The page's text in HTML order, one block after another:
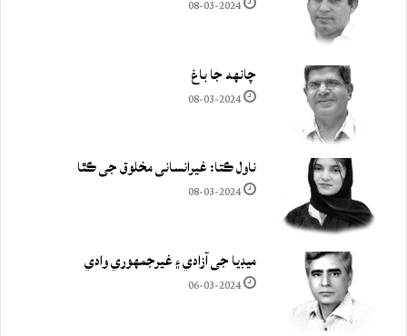
08-03-2024
چانهه جا باغ
08-03-2024
ناول ڪتا: غيرانساني مخلوق جي ڪٿا
08-03-2024
ميڊيا جي آزادي ۽ غيرجمھوري وادي
06-03-2024